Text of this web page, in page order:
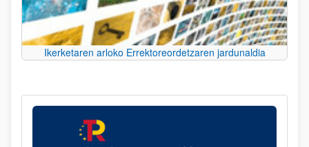
Ikerketaren arloko Errektoreordetzaren jardunaldia